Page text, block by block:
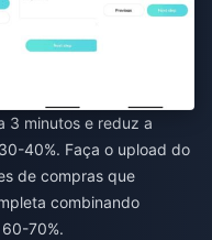
3 minutos e reduz a
40%. Faça o upload do
de compras que
combinando
70%.